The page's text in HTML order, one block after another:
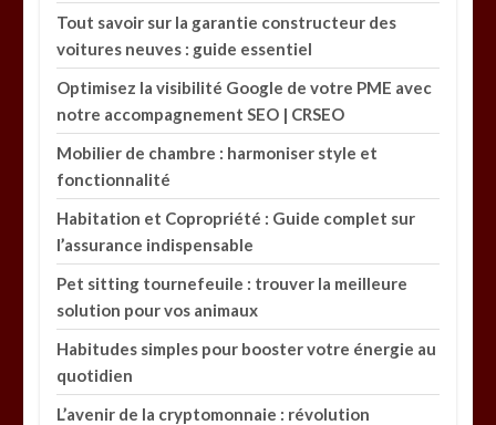
Tout savoir sur la garantie constructeur des
voitures neuves : guide essentiel
Optimisez la visibilité Google de votre PME avec
notre accompagnement SEO | CRSEO
Mobilier de chambre : harmoniser style et
fonctionnalité
Habitation et Copropriété : Guide complet sur
l’assurance indispensable
Pet sitting tournefeuile : trouver la meilleure
solution pour vos animaux
Habitudes simples pour booster votre énergie au
quotidien
L’avenir de la cryptomonnaie : révolution